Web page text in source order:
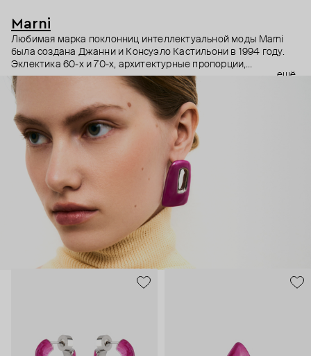
Marni
Любимая марка поклонниц интеллектуальной моды Marni
была создана Джанни и Консуэло Кастильони в 1994 году.
Эклектика 60-х и 70-х, архитектурные пропорции,
необычный взгляд на простые силуэты и, разумеется,
заметные украшения – Дом Marni уже двадцать лет верен
своему неподражаемому почерку, а коллаборации с
молодыми художниками привносят в него новые штрихи.
ещё